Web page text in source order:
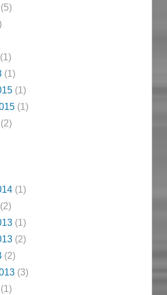
(5)
(1)
(1)
(1)
(1)
(1)
(1)
(2)
(2)
(3)